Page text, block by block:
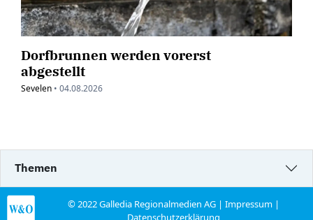
Dorfbrunnen werden vorerst
abgestellt
Sevelen • 04.08.2026
Themen
© 2022 Galledia Regionalmedien AG |Impressum |
Datenschutzerklärung